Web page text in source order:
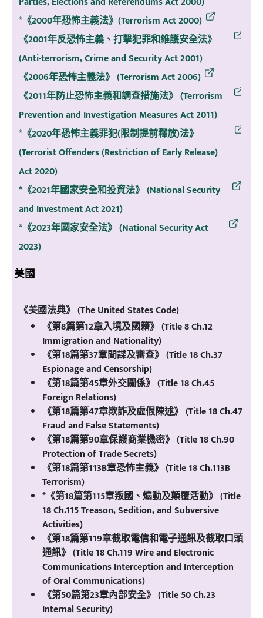
*《2000年恐怖主義法》(Terrorism Act 2000)
《2001年反恐怖主義、打擊犯罪和維護安全法》
(Anti-terrorism, Crime and Security Act 2001)
《2006年恐怖主義法》 (Terrorism Act 2006)
《2011年防止恐怖主義和調查措施法》 (Terrorism
Prevention and Investigation Measures Act 2011)
*《2020年恐怖主義罪犯(限制提前釋放)法》
(Terrorist Offenders (Restriction of Early Release)
Act 2020)
*《2021年國家安全和投資法》 (National Security
and Investment Act 2021)
*《2023年國家安全法》 (National Security Act
2023)
美國
《美國法典》 (The United States Code)
《第8篇第12章入境及國籍》 (Title 8 Ch.12
Immigration and Nationality)
《第18篇第37章間諜及審查》 (Title 18 Ch.37
Espionage and Censorship)
《第18篇第45章外交關係》 (Title 18 Ch.45
Foreign Relations)
《第18篇第47章欺詐及虛假陳述》 (Title 18 Ch.47
Fraud and False Statements)
《第18篇第90章保護商業機密》 (Title 18 Ch.90
Protection of Trade Secrets)
《第18篇第113B章恐怖主義》 (Title 18 Ch.113B
Terrorism)
*《第18篇第115章叛國、煽動及顛覆活動》 (Title
18 Ch.115 Treason, Sedition, and Subversive
Activities)
《第18篇第119章截取電信和電子通訊及截取口頭
通訊》 (Title 18 Ch.119 Wire and Electronic
Communications Interception and Interception
of Oral Communications)
《第50篇第23章內部安全》 (Title 50 Ch.23
Internal Security)